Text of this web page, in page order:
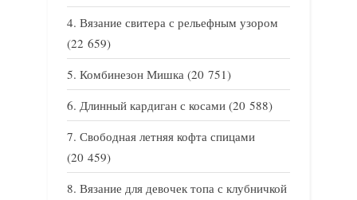
Вязание свитера с рельефным узором
(22 659)
Комбинезон Мишка (20 751)
Длинный кардиган с косами (20 588)
Свободная летняя кофта спицами
(20 459)
Вязание для девочек топа с клубничкой